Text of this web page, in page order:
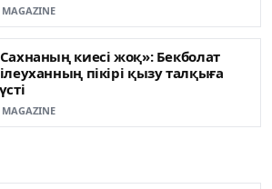
MAGAZINE
киесі жоқ»: Бекболат
пікірі қызу талқыға
MAGAZINE